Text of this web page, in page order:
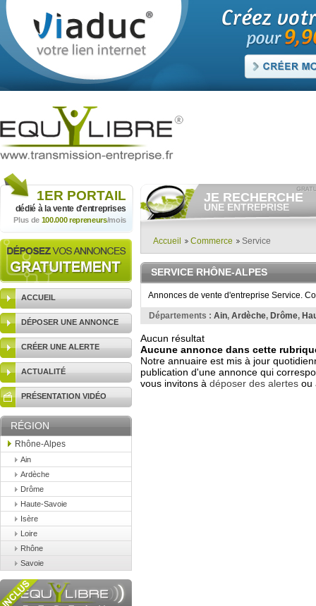
1ER PORTAIL
dédié à la vente d'entreprises
Plus de 100.000 repreneurs/mois
ACCUEIL
DÉPOSER UNE ANNONCE
CRÉER UNE ALERTE
ACTUALITÉ
PRÉSENTATION VIDÉO
RÉGION
Rhône-Alpes
Ain
Ardèche
Drôme
Haute-Savoie
Isère
Loire
Rhône
Savoie
JE RECHERCHE
UNE ENTREPRISE
Consulter gratuitementles
vendre.
Et/ou déposergratuitement
votre recherche d'entreprise.
RECHERCHER UNE
ANNONCE
Accueil Commerce Service
SERVICE RHÔNE-ALPES
Annonces de vente d'entreprise Service.
Départements : Ain, Ardèche, Drôme,
Aucun résultat
Aucune annonce dans cette
Notre annuaire est mis à jour
publication d'une annonce qui
vous invitons à déposer des alertes ou